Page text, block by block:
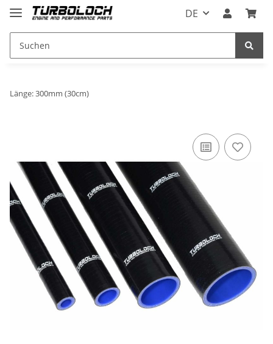
DE
Länge: 300mm (30cm)